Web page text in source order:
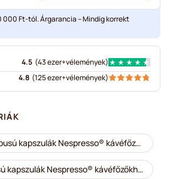
000 Ft-tól. Árgarancia – Mindig korrekt
4.5 (43 ezer+vélemények)
4.8 (125 ezer+vélemények)
Friends eszpresszó típusú kapszulák Nespresso® kávéfőzőkhöz
L’OR eszpresszó típusú kapszulák Nespresso® kávéfőzőkhöz